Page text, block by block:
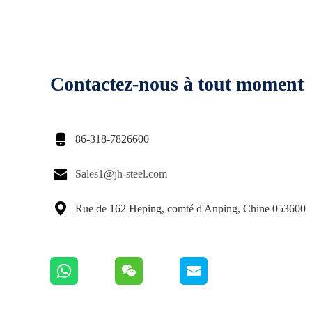
Contactez-nous à tout moment
 86-318-7826600
 Sales1@jh-steel.com
 Rue de 162 Heping, comté d'Anping, Chine 053600